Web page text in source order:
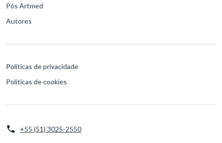
Pós Artmed
Autores
Políticas de privacidade
Políticas de cookies
+55 (51) 3025-2550